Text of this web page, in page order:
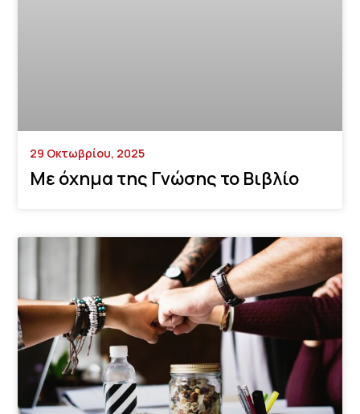
Με όχημα της Γνώσης το Βιβλίο
29 Οκτωβρίου, 2025